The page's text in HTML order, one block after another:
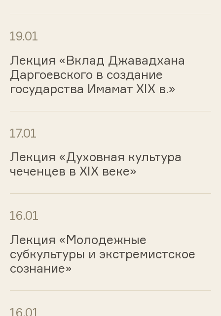
19.01
Лекция «Вклад Джавадхана
Даргоевского в создание
государства Имамат XIX в.»
17.01
Лекция «Духовная культура
чеченцев в XIX веке»
16.01
Лекция «Молодежные
субкультуры и экстремистское
сознание»
16.01